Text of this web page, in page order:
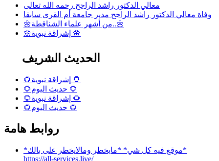
معالي الدكتور راشد الراجح رحمه الله تعالى
وفاة معالي الدكتور راشد الراجح مدير جامعة أم القرى سابقا
🌼من أشهر علماء الشناقطة..🌼
🌼إشراقة نبوية 🌼
الحديث الشريف
🌻إشراقة نبوية 🌻
🌻حديث اليوم 🌻
🌻إشراقة نبوية 🌻
🌻حديث اليوم 🌻
روابط هامة
*موقع فيه كل شي* *مايخطر ومالايخطر على بالك*
https://all-services.live/